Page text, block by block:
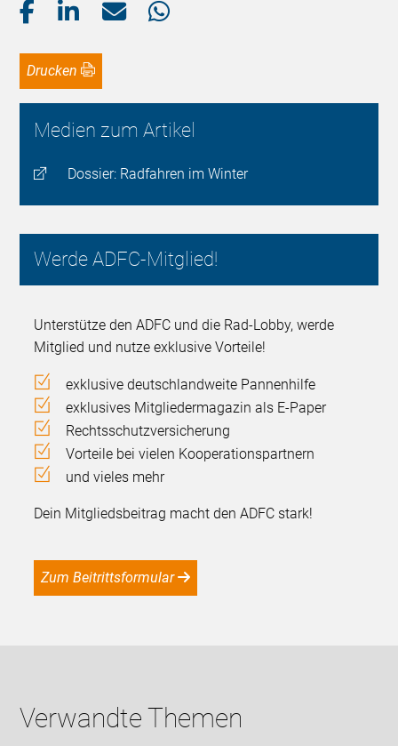
Drucken
Medien zum Artikel
Dossier: Radfahren im Winter
Werde ADFC-Mitglied!
Unterstütze den ADFC und die Rad-Lobby, werde
Mitglied und nutze exklusive Vorteile!
exklusive deutschlandweite Pannenhilfe
exklusives Mitgliedermagazin als E-Paper
Rechtsschutzversicherung
Vorteile bei vielen Kooperationspartnern
und vieles mehr
Dein Mitgliedsbeitrag macht den ADFC stark!
Zum Beitrittsformular
Verwandte Themen